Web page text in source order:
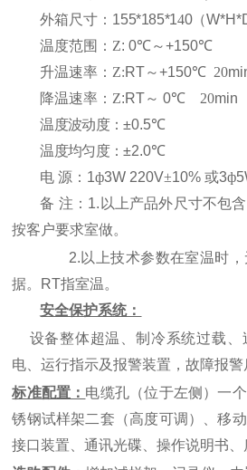
外箱尺寸 ： 155*185*140（
温度范围 ： Z: 0℃～+150℃
升温速率 ： Z:RT～+150℃ 20
降温速率 ： Z:RT～ 0℃ 20min
温度波动度：±0.5℃
温度均匀度：±2.0℃
电 源 ： 1ф3W 220V±10%或3ф
备 注 ： 1. 以上产品外尺寸不包
按客户要求室做。
2. 以上技术参数在室温时
据。 RT指室温。
安全保护系统：
设备整体超温、制冷系统过载、
电、运行指示及报警装置，故障报警
标准配置： 电缆孔 （位于左侧 ）一
锈钢试样架二套 （高度可调 ）
、移
接口装置、通讯光碟、操作说明书、